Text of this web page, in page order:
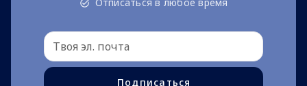
Подписаться